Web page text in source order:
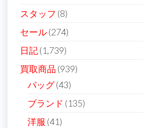
スタッフ (8)
セール(274)
日記(1,739)
買取商品 (939)
バッグ(43)
ブランド (135)
洋服 (41)